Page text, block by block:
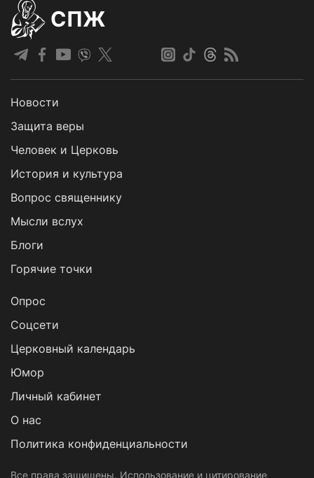
СПЖ
Новости
Защита веры
Человек и Церковь
История и культура
Вопрос священнику
Мысли вслух
Блоги
Горячие точки
Опрос
Cоцсети
Церковный календарь
Юмор
Личный кабинет
О нас
Политика конфиденциальности
Все права защищены. Использование и цитирование